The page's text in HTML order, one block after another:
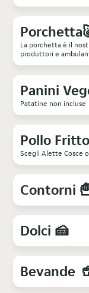
La porchetta è il
produttori e
Panini
Patatine non incluse
Pollo
Scegli Alette Cosce
Contorni
Dolci ​🍰​
Bevande